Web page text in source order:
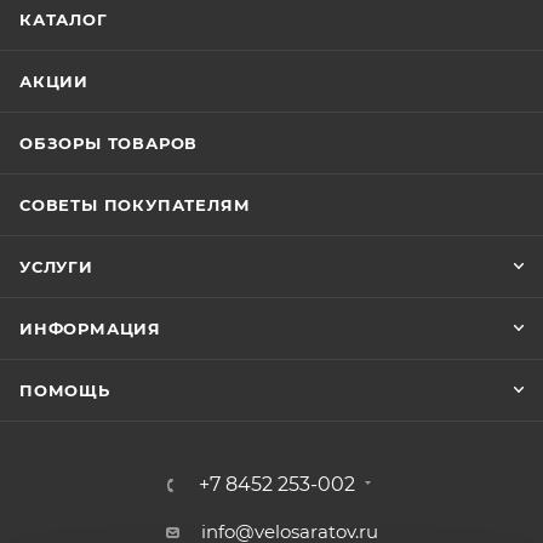
КАТАЛОГ
АКЦИИ
ОБЗОРЫ ТОВАРОВ
СОВЕТЫ ПОКУПАТЕЛЯМ
УСЛУГИ
ИНФОРМАЦИЯ
ПОМОЩЬ
+7 8452 253-002
info@velosaratov.ru